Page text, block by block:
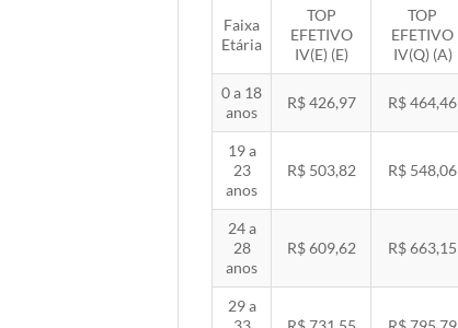
Faixa
Etária
TOP
EFETIVO
IV(E) (E)
TOP
EFETIVO
IV(Q) (A)
0 a 18
anos
R$ 426,97 R$ 464,46
19 a
23
anos
R$ 503,82 R$ 548,06
24 a
28
anos
R$ 609,62 R$ 663,15
29 a